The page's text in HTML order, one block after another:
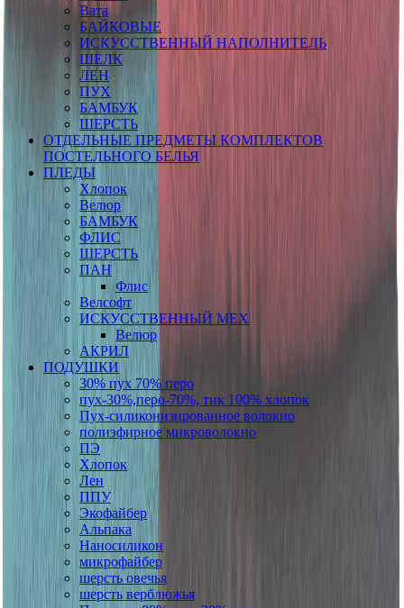
Вата
БАЙКОВЫЕ
ИСКУССТВЕННЫЙ НАПОЛНИТЕЛЬ
ШЕЛК
ЛЕН
ПУХ
БАМБУК
ШЕРСТЬ
ОТДЕЛЬНЫЕ ПРЕДМЕТЫ КОМПЛЕКТОВ
ПОСТЕЛЬНОГО БЕЛЬЯ
ПЛЕДЫ
Хлопок
Велюр
БАМБУК
ФЛИС
ШЕРСТЬ
ПАН
Флис
Велсофт
ИСКУССТВЕННЫЙ МЕХ
Велюр
АКРИЛ
ПОДУШКИ
30% пух 70% перо
пух-30%,перо-70%, тик 100% хлопок
Пух-силиконизированное волокно
полиэфирное микроволокно
ПЭ
Хлопок
Лен
ППУ
Экофайбер
Альпака
Наносиликон
микрофайбер
шерсть овечья
шерсть верблюжья